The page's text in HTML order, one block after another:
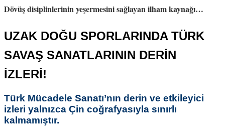
Dövüş disiplinlerinin yeşermesini sağlayan ilham kaynağı…
UZAK DOĞU SPORLARINDA TÜRK
SAVAŞ SANATLARININ DERİN
İZLERİ!
Türk Mücadele Sanatı’nın derin ve etkileyici
izleri yalnızca Çin coğrafyasıyla sınırlı
kalmamıştır.